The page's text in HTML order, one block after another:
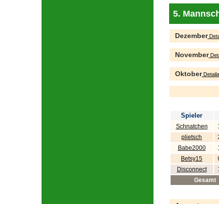
5.
Dezember
November
Oktober
Spieler
Schnatchen
plietsch
Babe2000
Betsy15
Disconnect
Gesamt